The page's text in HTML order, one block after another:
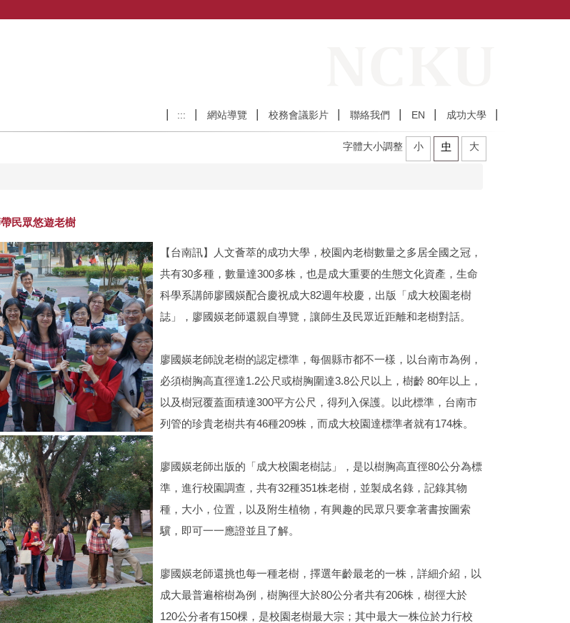
:::
網站導覽 校務會議影片 聯絡我們 EN 成功大學
民眾悠遊老樹
字體大小調整 小 中 大
【台南訊】人文薈萃的成功大學，校園內老樹數量之多居全國之冠，
共有30多種，數量達300多株，也是成大重要的生態文化資產，生命
科學系講師廖國媖配合慶祝成大82週年校慶，出版「成大校園老樹
誌」，廖國媖老師還親自導覽，讓師生及民眾近距離和老樹對話。
廖國媖老師說老樹的認定標準，每個縣市都不一樣，以台南市為例，
必須樹胸高直徑達1.2公尺或樹胸圍達3.8公尺以上，樹齡 80年以上，
以及樹冠覆蓋面積達300平方公尺，得列入保護。以此標準，台南市
列管的珍貴老樹共有46種209株，而成大校園達標準者就有174株。
廖國媖老師出版的「成大校園老樹誌」，是以樹胸高直徑80公分為標
準，進行校園調查，共有32種351株老樹，並製成名錄，記錄其物
種，大小，位置，以及附生植物，有興趣的民眾只要拿著書按圖索
驥，即可一一應證並且了解。
廖國媖老師還挑也每一種老樹，擇選年齡最老的一株，詳細介紹，以
成大最普遍榕樹為例，樹胸徑大於80公分者共有206株，樹徑大於
120公分者有150棵，是校園老樹最大宗；其中最大一株位於力行校